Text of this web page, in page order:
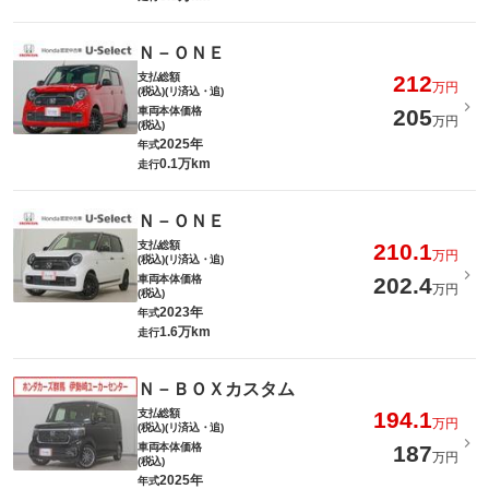
Ｎ－ＯＮＥ
支払総額
(税込)(リ済込・追)
212万円
車両本体価格
(税込)
205万円
年式2025年
走行0.1万km
Ｎ－ＯＮＥ
支払総額
(税込)(リ済込・追)
210.1万円
車両本体価格
(税込)
202.4万円
年式2023年
走行1.6万km
Ｎ－ＢＯＸカスタム
支払総額
(税込)(リ済込・追)
194.1万円
車両本体価格
(税込)
187万円
年式2025年